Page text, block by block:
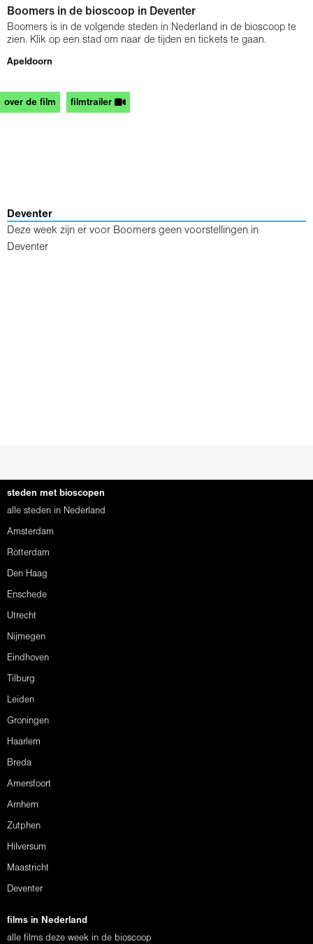
Boomers in de bioscoop in Deventer
Boomers is in de volgende steden in Nederland in de bioscoop te
zien. Klik op een stad om naar de tijden en tickets te gaan.
Apeldoorn
over de film filmtrailer
Deventer
Deze week zijn er voor Boomers geen voorstellingen in
Deventer
steden met bioscopen
alle steden in Nederland
Amsterdam
Rotterdam
Den Haag
Enschede
Utrecht
Nijmegen
Eindhoven
Tilburg
Leiden
Groningen
Haarlem
Breda
Amersfoort
Arnhem
Zutphen
Hilversum
Maastricht
Deventer
films in Nederland
alle films deze week in de bioscoop